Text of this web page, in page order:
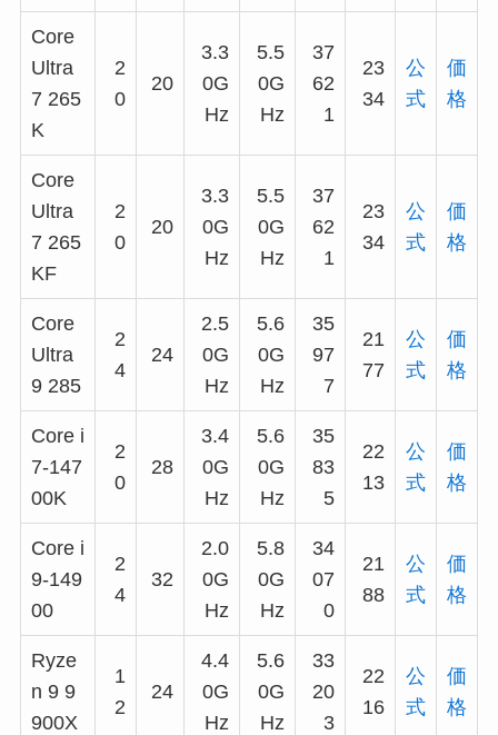
Core
Ultra
7 265
K
2
0
20
3.3
0G
Hz
5.5
0G
Hz
37
62
1
23
34
公
式
価
格
Core
Ultra
7 265
KF
2
0
20
3.3
0G
Hz
5.5
0G
Hz
37
62
1
23
34
公
式
価
格
Core
Ultra
9 285
2
4
24
2.5
0G
Hz
5.6
0G
Hz
35
97
7
21
77
公
式
価
格
Core i
7-147
00K
2
0
28
3.4
0G
Hz
5.6
0G
Hz
35
83
5
22
13
公
式
価
格
Core i
9-149
00
2
4
32
2.0
0G
Hz
5.8
0G
Hz
34
07
0
21
88
公
式
価
格
Ryze
n 9 9
900X
1
2
24
4.4
0G
Hz
5.6
0G
Hz
33
20
3
22
16
公
式
価
格